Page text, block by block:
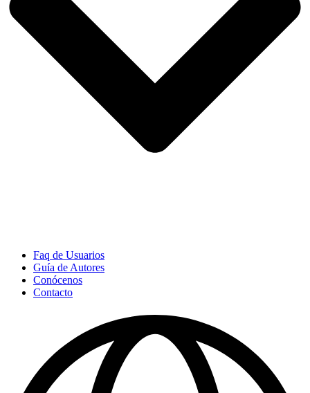
Faq de Usuarios
Guía de Autores
Conócenos
Contacto